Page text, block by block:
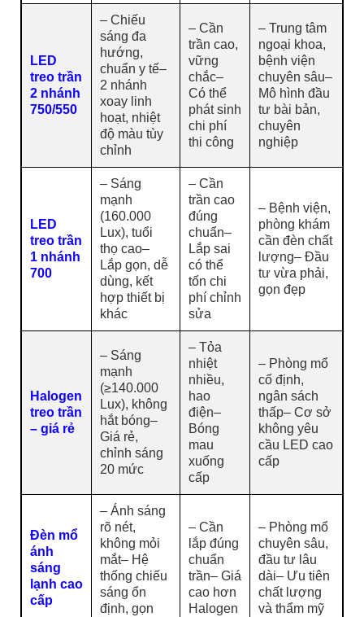
LED
treo trần
2 nhánh
750/550
– Chiếu
sáng đa
hướng,
chuẩn y tế–
2 nhánh
xoay linh
hoạt, nhiệt
độ màu tùy
chỉnh
– Cần
trần cao,
vững
chắc–
Có thể
phát sinh
chi phí
thi công
– Trung tâm
ngoại khoa,
bệnh viện
chuyên sâu–
Mô hình đầu
tư bài bản,
chuyên
nghiệp
LED
treo trần
1 nhánh
700
– Sáng
mạnh
(160.000
Lux), tuổi
thọ cao–
Lắp gọn, dễ
dùng, kết
hợp thiết bị
khác
– Cần
trần cao
đúng
chuẩn–
Lắp sai
có thể
tốn chi
phí chỉnh
sửa
– Bệnh viện,
phòng khám
cần đèn chất
lượng– Đầu
tư vừa phải,
gọn đẹp
Halogen
treo trần
– giá rẻ
– Sáng
mạnh
(≥140.000
Lux), không
hắt bóng–
Giá rẻ,
chỉnh sáng
20 mức
– Tỏa
nhiệt
nhiều,
hao
điện–
Bóng
mau
xuống
cấp
– Phòng mổ
cố định,
ngân sách
thấp– Cơ sở
không yêu
cầu LED cao
cấp
Đèn mổ
ánh
sáng
lạnh cao
cấp
– Ánh sáng
rõ nét,
không mỏi
mắt– Hệ
thống chiếu
sáng ổn
định, gọn
– Cần
lắp đúng
chuẩn
trần– Giá
cao hơn
Halogen
– Phòng mổ
chuyên sâu,
đầu tư lâu
dài– Ưu tiên
chất lượng
và thẩm mỹ